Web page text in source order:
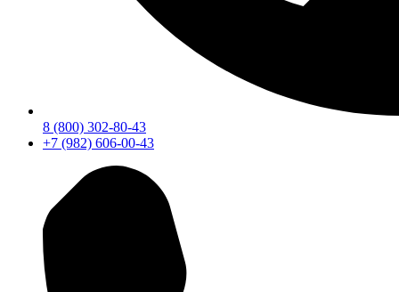
8 (800) 302-80-43
+7 (982) 606-00-43